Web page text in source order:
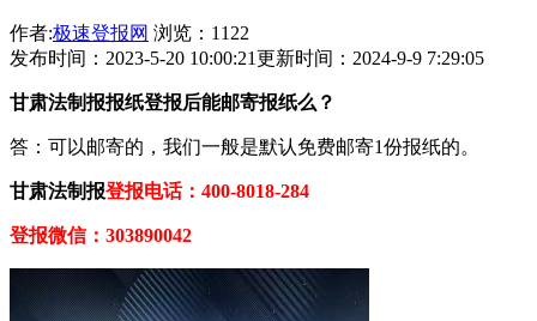
作者:极速登报网 浏览：1122
发布时间：2023-5-20 10:00:21更新时间：2024-9-9 7:29:05
甘肃法制报报纸登报后能邮寄报纸么？
答：可以邮寄的，我们一般是默认免费邮寄1份报纸的。
甘肃法制报登报电话：400-8018-284
登报微信：303890042